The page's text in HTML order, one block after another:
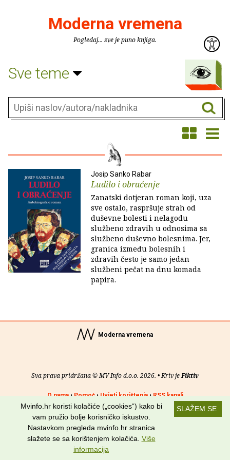
Moderna vremena
Pogledaj... sve je puno knjiga.
Sve teme
Josip Sanko Rabar
Ludilo i obraćenje
Zanatski dotjeran roman koji, uza
sve ostalo, raspršuje strah od
duševne bolesti i nelagodu
službeno zdravih u odnosima sa
službeno duševno bolesnima. Jer,
granica između bolesnih i
zdravih često je samo jedan
službeni pečat na dnu komada
papira.
Moderna vremena
Sva prava pridržana © MV Info d.o.o. 2026. • Kriv jeFiktiv
O nama• Pomoć• Uvjeti korištenja• RSS kanali
Potraži nas na:
SLAŽEM SE
Mvinfo.hr koristi kolačiće („cookies“) kako bi
vam pružio bolje korisničko iskustvo.
Nastavkom pregleda mvinfo.hr stranica
slažete se sa korištenjem kolačića. Više
informacija